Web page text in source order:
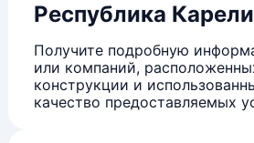
Республика
Получите подробную
или компаний,
конструкции и
качество предоставляемых